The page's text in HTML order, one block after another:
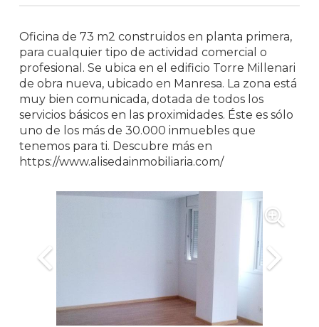
Oficina de 73 m2 construidos en planta primera,
para cualquier tipo de actividad comercial o
profesional. Se ubica en el edificio Torre Millenari
de obra nueva, ubicado en Manresa. La zona está
muy bien comunicada, dotada de todos los
servicios básicos en las proximidades. Éste es sólo
uno de los más de 30.000 inmuebles que
tenemos para ti. Descubre más en
https://www.alisedainmobiliaria.com/